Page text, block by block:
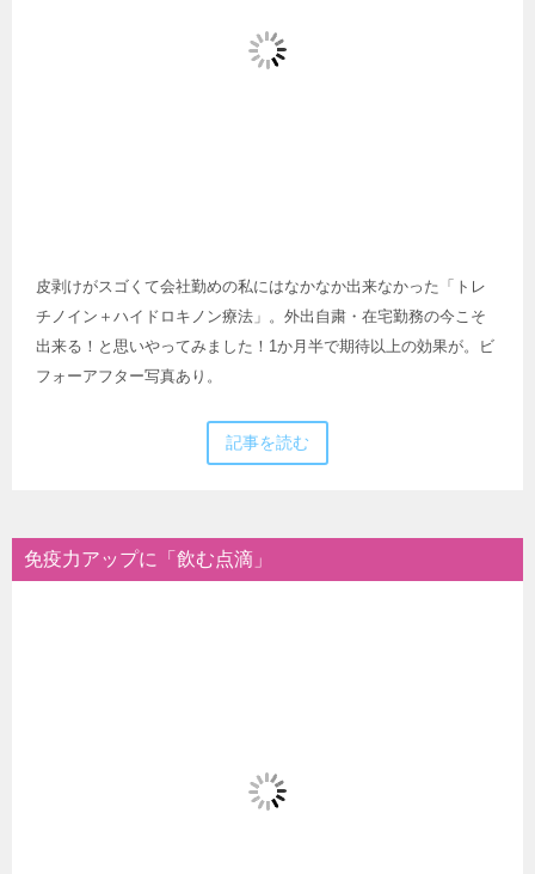
皮剥けがスゴくて会社勤めの私にはなかなか出来なかった「トレ
チノイン＋ハイドロキノン療法」。外出自粛・在宅勤務の今こそ
出来る！と思いやってみました！1か月半で期待以上の効果が。ビ
フォーアフター写真あり。
記事を読む
免疫力アップに「飲む点滴」